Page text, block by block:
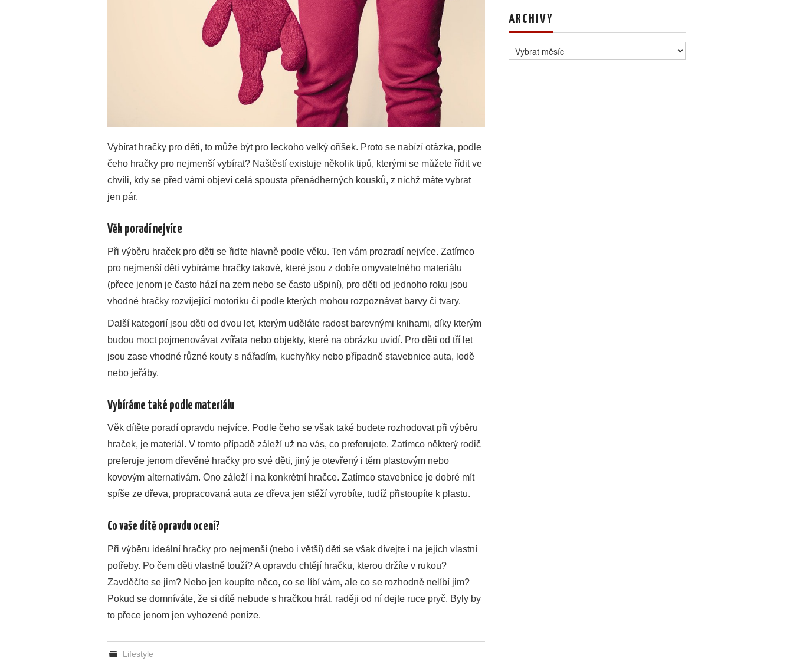
Vybírat hračky pro děti, to může být pro leckoho velký oříšek. Proto se nabízí otázka, podle
čeho hračky pro nejmenší vybírat? Naštěstí existuje několik tipů, kterými se můžete řídit ve
chvíli, kdy se před vámi objeví celá spousta přenádherných kousků, z nichž máte vybrat
jen pár.
Věk poradí nejvíce
Při výběru hraček pro děti se řiďte hlavně podle věku. Ten vám prozradí nejvíce. Zatímco
pro nejmenší děti vybíráme hračky takové, které jsou z dobře omyvatelného materiálu
(přece jenom je často hází na zem nebo se často ušpiní), pro děti od jednoho roku jsou
vhodné hračky rozvíjející motoriku či podle kterých mohou rozpoznávat barvy či tvary.
Další kategorií jsou děti od dvou let, kterým uděláte radost barevnými knihami, díky kterým
budou moct pojmenovávat zvířata nebo objekty, které na obrázku uvidí. Pro děti od tří let
jsou zase vhodné různé kouty s nářadím, kuchyňky nebo případně stavebnice auta, lodě
nebo jeřáby.
Vybíráme také podle materiálu
Věk dítěte poradí opravdu nejvíce. Podle čeho se však také budete rozhodovat při výběru
hraček, je materiál. V tomto případě záleží už na vás, co preferujete. Zatímco některý rodič
preferuje jenom dřevěné hračky pro své děti, jiný je otevřený i těm plastovým nebo
kovovým alternativám. Ono záleží i na konkrétní hračce. Zatímco stavebnice je dobré mít
spíše ze dřeva, propracovaná auta ze dřeva jen stěží vyrobíte, tudíž přistoupíte k plastu.
Co vaše dítě opravdu ocení?
Při výběru ideální hračky pro nejmenší (nebo i větší) děti se však dívejte i na jejich vlastní
potřeby. Po čem děti vlastně touží? A opravdu chtějí hračku, kterou držíte v rukou?
Zavděčíte se jim? Nebo jen koupíte něco, co se líbí vám, ale co se rozhodně nelíbí jim?
Pokud se domníváte, že si dítě nebude s hračkou hrát, raději od ní dejte ruce pryč. Byly by
to přece jenom jen vyhozené peníze.
Lifestyle
ARCHIVY